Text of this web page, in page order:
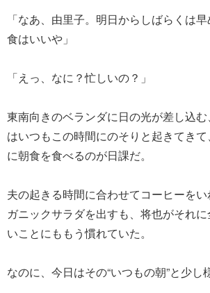
「なあ、由里子。明日からしばらくは
食はいいや」
「えっ、なに？忙しいの？」
東南向きのベランダに日の光が差し込
はいつもこの時間にのそりと起きてき
に朝食を食べるのが日課だ。
夫の起きる時間に合わせてコーヒーを
ガニックサラダを出すも、将也がそれ
いことにももう慣れていた。
なのに、今日はその“いつもの朝”と少し